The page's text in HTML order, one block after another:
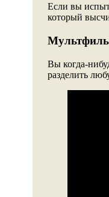
Если вы
который
Вы когда-
разделить